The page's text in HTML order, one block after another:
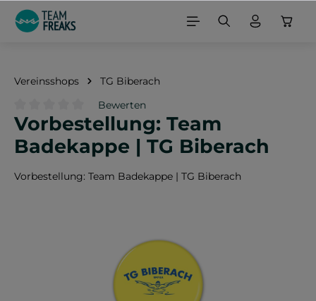
springen
Vereinsshops TG Biberach
Durchschnittliche Bewertung von 0 von 5 Sternen
Bewerten
Vorbestellung: Team
Badekappe | TG Biberach
Vorbestellung: Team Badekappe | TG Biberach